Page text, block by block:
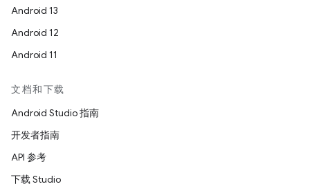
Android 13
Android 12
Android 11
文档和下载
Android Studio 指南
开发者指南
API 参考
下载 Studio